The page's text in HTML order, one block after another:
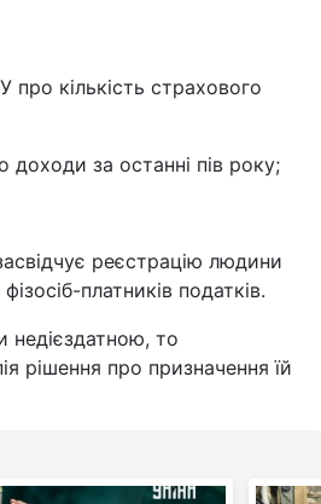
про кількість страхового
доходи за останні пів року;
реєстрацію людини
платників податків.
недієздатною, то
рішення про призначення їй